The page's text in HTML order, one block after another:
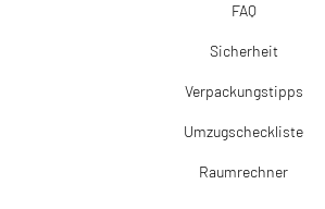
FAQ
Sicherheit
Verpackungstipps
Umzugscheckliste
Raumrechner